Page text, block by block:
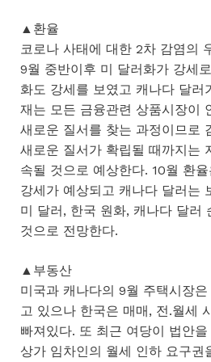
▲환율
코로나 사태에 대한 2차 감염의
9월 중반이후 미 달러화가 강세
화도 강세를 보였고 캐나다 달러
재는 모든 금융관련 상품시장이
새로운 질서를 찾는 과정이므로
새로운 질서가 확립될 때까지는
속될 것으로 예상한다. 10월 환
강세가 예상되고 캐나다 달러는
미 달러, 한국 원화, 캐나다 달러
것으로 전망한다.
▲부동산
미국과 캐나다의 9월 주택시장
고 있으나 한국은 매매, 전.월세
빠져있다. 또 최근 여당이 법안
상가 임차인의 월세 인하 요구권